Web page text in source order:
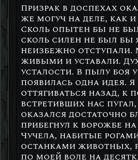
Призрак в доспехах
же могуч на деле, как
Сколь опытен бы не
сколь силен не был бы
неизбежно
живыми и уставали.
усталости. В пылу боя
появилась одна идея.
оттягиваться назад, к
встретивших нас
оказался достаточно
прибегнул к ворожбе
Чучела, набитые
останками животных,
по моей воле на